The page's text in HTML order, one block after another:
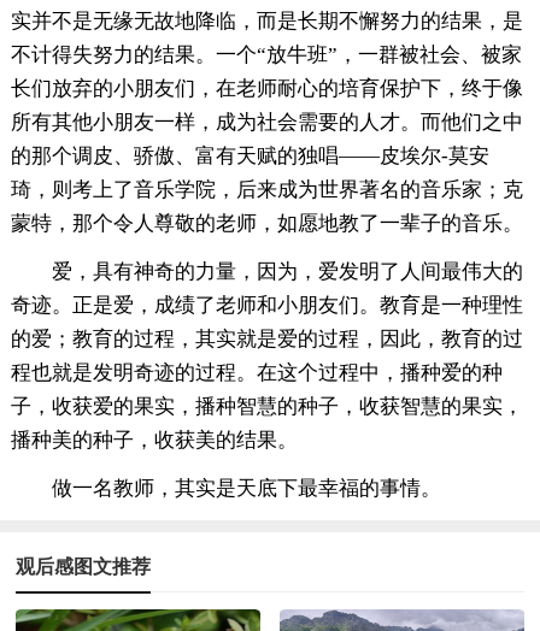
实并不是无缘无故地降临，而是长期不懈努力的结果，是
不计得失努力的结果。一个“放牛班”，一群被社会、被家
长们放弃的小朋友们，在老师耐心的培育保护下，终于像
所有其他小朋友一样，成为社会需要的人才。而他们之中
的那个调皮、骄傲、富有天赋的独唱——皮埃尔-莫安
琦，则考上了音乐学院，后来成为世界著名的音乐家；克
蒙特，那个令人尊敬的老师，如愿地教了一辈子的音乐。
爱，具有神奇的力量，因为，爱发明了人间最伟大的
奇迹。正是爱，成绩了老师和小朋友们。教育是一种理性
的爱；教育的过程，其实就是爱的过程，因此，教育的过
程也就是发明奇迹的过程。在这个过程中，播种爱的种
子，收获爱的果实，播种智慧的种子，收获智慧的果实，
播种美的种子，收获美的结果。
做一名教师，其实是天底下最幸福的事情。
观后感图文推荐